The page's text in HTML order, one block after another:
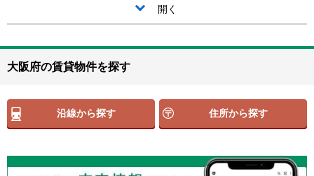
開く
大阪府の賃貸物件を探す
沿線から探す 住所から探す